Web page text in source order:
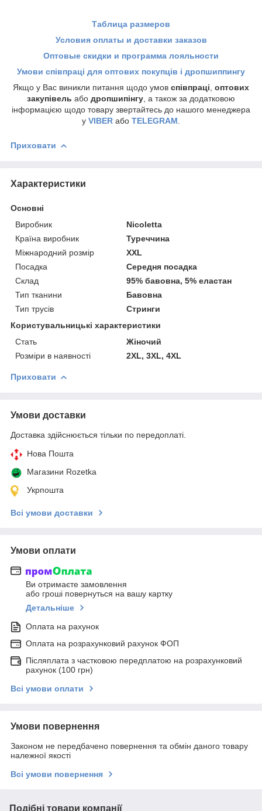
Таблица размеров
Условия оплаты и доставки заказов
Оптовые скидки и программа лояльности
Умови співпраці для оптових покупців і дропшиппингу
Якщо у Вас виникли питання щодо умов співпраці оптових
закупівель або дропшипінгу , а також за додатковою
інформацією щодо товару звертайтесь до нашого менеджера
у VIBER або TELEGRAM
Приховати
Характеристики
Основні
Виробник
Nicoletta
Країна виробник
Туреччина
Міжнародний розмір
XXL
Посадка
Середня посадка
Склад
95% бавовна, 5% еластан
Тип тканини
Бавовна
Тип трусів
Стринги
Користувальницькі характеристики
Cтать
Жіночий
Розміри в наявності
2XL, 3XL, 4XL
Приховати
Умови доставки
Доставка здійснюється тільки по передоплаті.
Нова Пошта
Магазини Rozetka
Укрпошта
Всі умови доставки
Умови оплати
Ви отримаєте замовлення
або гроші повернуться на вашу картку
Детальніше
Оплата на рахунок
Оплата на розрахунковий рахунок ФОП
Післяплата з частковою передплатою на розрахунковий
рахунок (100 грн)
Всі умови оплати
Умови повернення
Законом не передбачено повернення та обмін даного товару
належної якості
Всі умови повернення
Подібні товари компанії